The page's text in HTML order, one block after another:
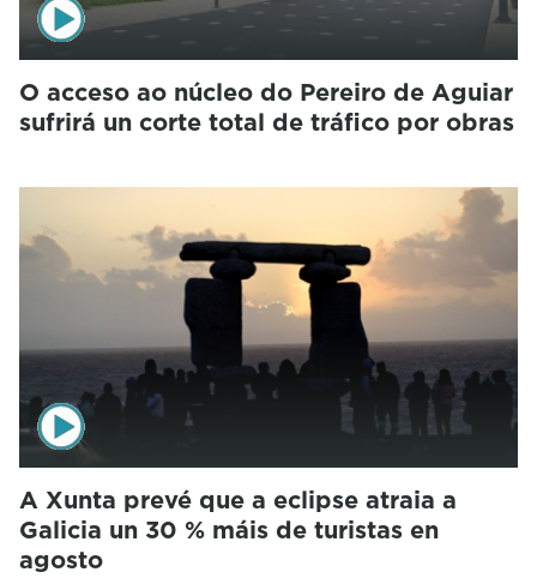
O acceso ao núcleo do Pereiro de Aguiar
sufrirá un corte total de tráfico por obras
A Xunta prevé que a eclipse atraia a
Galicia un 30 % máis de turistas en
agosto